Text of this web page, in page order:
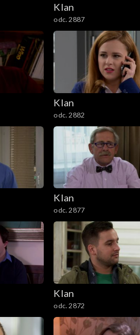
Klan
odc. 2887
Klan
odc. 2882
Klan
odc. 2877
Klan
odc. 2872